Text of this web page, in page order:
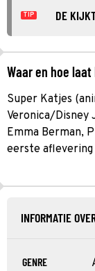
TIP DE
Waar en hoe
Super Katjes
Veronica/Disney
Emma Berman,
eerste aflevering
INFORMATIE
GENRE